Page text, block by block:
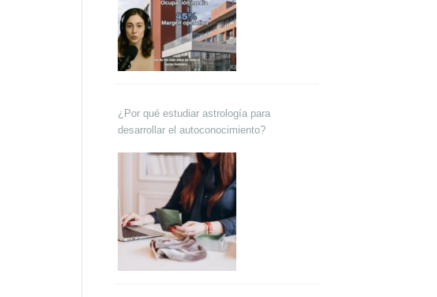
¿Por qué estudiar astrología para
desarrollar el autoconocimiento?